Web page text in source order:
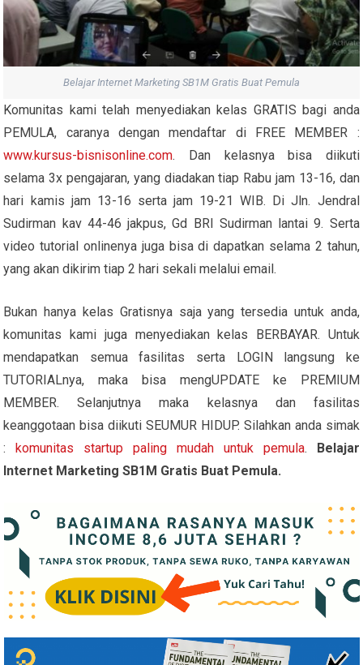
Belajar Internet Marketing SB1M Gratis Buat Pemula
Komunitas kami telah menyediakan kelas GRATIS bagi anda
PEMULA, caranya dengan mendaftar di FREE MEMBER :
www.kursus-bisnisonline.com. Dan kelasnya bisa diikuti
selama 3x pengajaran, yang diadakan tiap Rabu jam 13-16, dan
hari kamis jam 13-16 serta jam 19-21 WIB. Di Jln. Jendral
Sudirman kav 44-46 jakpus, Gd BRI Sudirman lantai 9. Serta
video tutorial onlinenya juga bisa di dapatkan selama 2 tahun,
yang akan dikirim tiap 2 hari sekali melalui email.
Bukan hanya kelas Gratisnya saja yang tersedia untuk anda,
komunitas kami juga menyediakan kelas BERBAYAR. Untuk
mendapatkan semua fasilitas serta LOGIN langsung ke
TUTORIALnya, maka bisa mengUPDATE ke PREMIUM
MEMBER. Selanjutnya maka kelasnya dan fasilitas
keanggotaan bisa diikuti SEUMUR HIDUP. Silahkan anda simak
:komunitas startup paling mudah untuk pemula. Belajar
Internet Marketing SB1M Gratis Buat Pemula.